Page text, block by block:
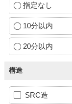
指定なし
10分以内
20分以内
構造
SRC造